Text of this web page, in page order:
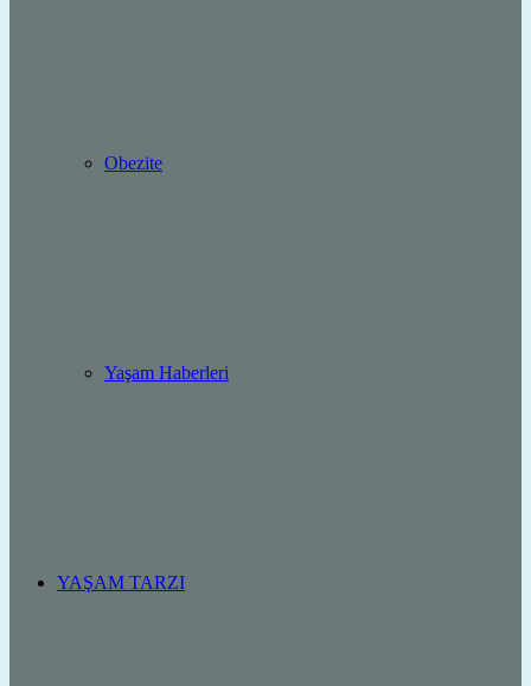
Obezite
Yaşam Haberleri
YAŞAM TARZI